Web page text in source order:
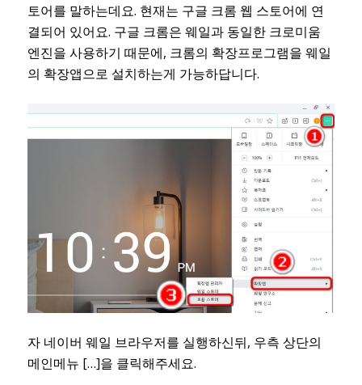
토어를 말하는데요. 현재는 구글 크롬 웹 스토어에 연
결되어 있어요. 구글 크롬은 웨일과 동일한 크로미움
엔진을 사용하기 때문에, 크롬의 확장프로그램을 웨일
의 확장앱으로 설치하는게 가능하답니다.
자 네이버 웨일 브라우저를 실행하신뒤, 우측 상단의
메인메뉴 […]을 클릭해주세요.